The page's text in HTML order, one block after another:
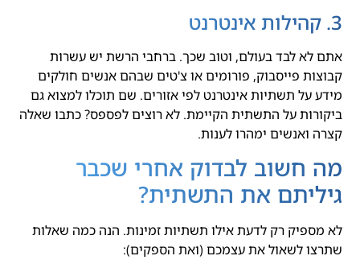
3. קהילות אינטרנט
אתם לא לבד בעולם, וטוב שכך. ברחבי הרשת יש עשרות
קבוצות פייסבוק, פורומים או צ'טים שבהם אנשים חולקים
מידע על תשתיות אינטרנט לפי אזורים. שם תוכלו למצוא גם
ביקורות על התשתית הקיימת. לא רוצים לפספס? כתבו שאלה
קצרה ואנשים ימהרו לענות.
מה חשוב לבדוק אחרי שכבר
גיליתם את התשתית?
לא מספיק רק לדעת אילו תשתיות זמינות. הנה כמה שאלות
שתרצו לשאול את עצמכם (ואת הספקים):